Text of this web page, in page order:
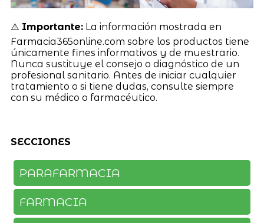
⚠️ Importante:La información mostrada en
Farmacia365online.com sobre los productos tiene
únicamente fines informativos y de muestrario.
Nunca sustituye el consejo o diagnóstico de un
profesional sanitario. Antes de iniciar cualquier
tratamiento o si tiene dudas, consulte siempre
con su médico o farmacéutico.
SECCIONES
PARAFARMACIA
FARMACIA